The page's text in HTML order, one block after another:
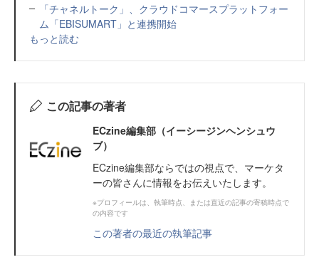
「チャネルトーク」、クラウドコマースプラットフォー
ム「EBISUMART」と連携開始
もっと読む
この記事の著者
ECzine編集部（イーシージンヘンシュウ
ブ）
ECzine編集部ならではの視点で、マーケタ
ーの皆さんに情報をお伝えいたします。
※プロフィールは、執筆時点、または直近の記事の寄稿時点で
の内容です
この著者の最近の執筆記事